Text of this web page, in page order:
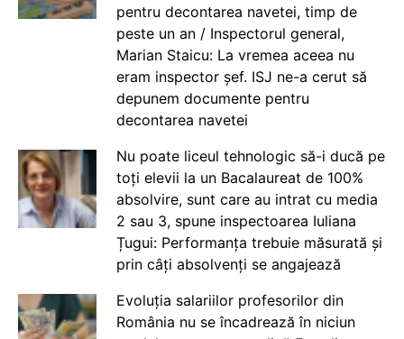
pentru decontarea navetei, timp de
peste un an / Inspectorul general,
Marian Staicu: La vremea aceea nu
eram inspector șef. ISJ ne-a cerut să
depunem documente pentru
decontarea navetei
Nu poate liceul tehnologic să-i ducă pe
toți elevii la un Bacalaureat de 100%
absolvire, sunt care au intrat cu media
2 sau 3, spune inspectoarea Iuliana
Țugui: Performanța trebuie măsurată și
prin câți absolvenți se angajează
Evoluția salariilor profesorilor din
România nu se încadrează în niciun